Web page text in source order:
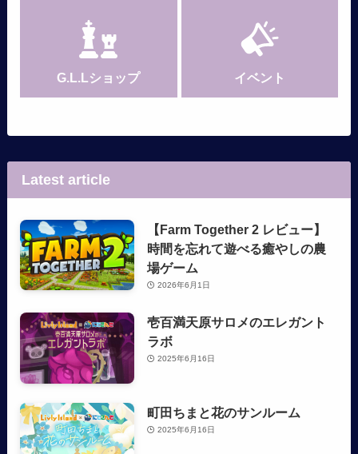
G.L.Lショップ イベント
Latest article
【Farm Together 2 レビュー】
時間を忘れて遊べる癒やしの農
場ゲーム
2026年6月1日
壱百満天原サロメのエレガント
ラボ
2025年6月16日
町田ちまと花のサンルーム
2025年6月16日